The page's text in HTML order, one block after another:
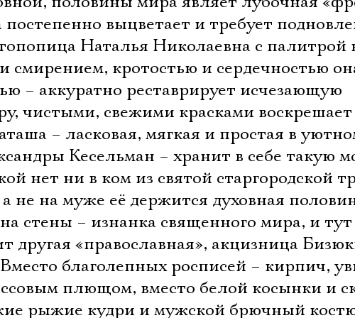
выцветает и требует
Наталья Николаевна с палитрой
смирением, кротостью и сердечностью
– аккуратно реставрирует исчезающую
чистыми, свежими красками
– ласковая, мягкая и простая в
Кесельман – хранит в себе такую
нет ни в ком из святой старгородской
не на муже её держится духовная
стены – изнанка священного мира, и
другая «православная», акцизница
благолепных росписей – кирпич,
плющом, вместо белой косынки и
рыжие кудри и мужской брючный
Электропочта
Имя